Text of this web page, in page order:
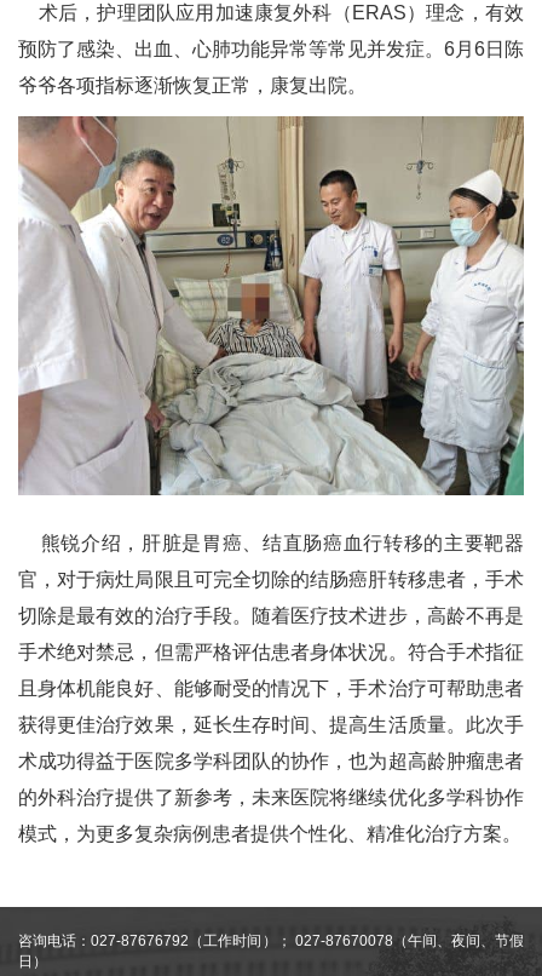
术后，护理团队应用加速康复外科（ERAS）理念，有效
预防了感染、出血、心肺功能异常等常见并发症。6月6日陈
爷爷各项指标逐渐恢复正常，康复出院。
熊锐介绍，肝脏是胃癌、结直肠癌血行转移的主要靶器
官，对于病灶局限且可完全切除的结肠癌肝转移患者，手术
切除是最有效的治疗手段。随着医疗技术进步，高龄不再是
手术绝对禁忌，但需严格评估患者身体状况。符合手术指征
且身体机能良好、能够耐受的情况下，手术治疗可帮助患者
获得更佳治疗效果，延长生存时间、提高生活质量。此次手
术成功得益于医院多学科团队的协作，也为超高龄肿瘤患者
的外科治疗提供了新参考，未来医院将继续优化多学科协作
模式，为更多复杂病例患者提供个性化、精准化治疗方案。
咨询电话：027-87676792（工作时间）； 027-87670078（午间、夜间、节假
日）